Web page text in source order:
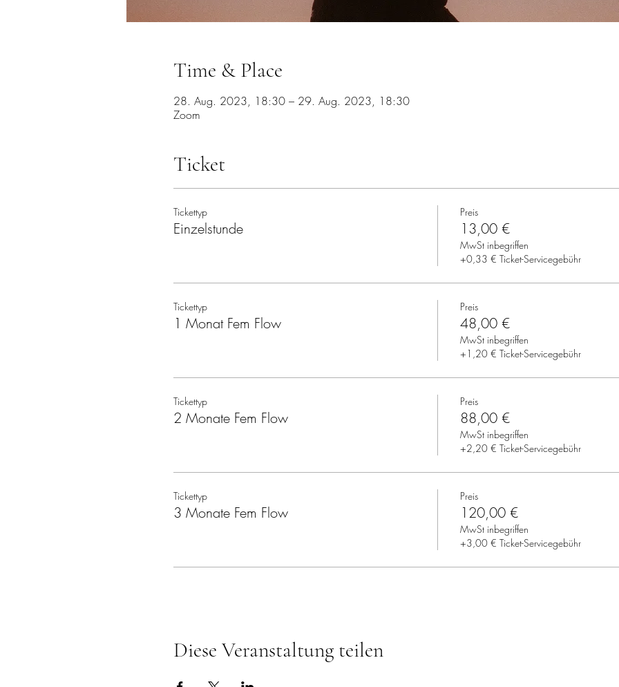
Time & Place
28. Aug. 2023, 18:30 – 29. Aug. 2023, 18:30
Zoom
Ticket
Tickettyp
Einzelstunde
Preis
13,00 €
MwSt inbegriffen
+0,33 € Ticket-Servicegebühr
Tickettyp
1 Monat Fem Flow
Preis
48,00 €
MwSt inbegriffen
+1,20 € Ticket-Servicegebühr
Tickettyp
2 Monate Fem Flow
Preis
88,00 €
MwSt inbegriffen
+2,20 € Ticket-Servicegebühr
Tickettyp
3 Monate Fem Flow
Preis
120,00 €
MwSt inbegriffen
+3,00 € Ticket-Servicegebühr
Diese Veranstaltung teilen